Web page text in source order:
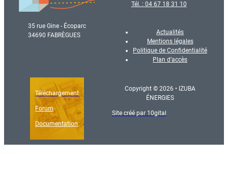
Tél. : 04 67 18 31 10
35 rue Gine - Écoparc
34690 FABRÈGUES
Actualités
Mentions légales
Politique de Confidentialité
Plan d’accès
Téléchargement
Forum
Documentation
Copyright © 2026 • IZUBA
ÉNERGIES
Site créé par 10gital